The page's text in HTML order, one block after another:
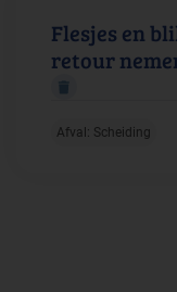
Flesjes en
retour
Afval: Scheiding